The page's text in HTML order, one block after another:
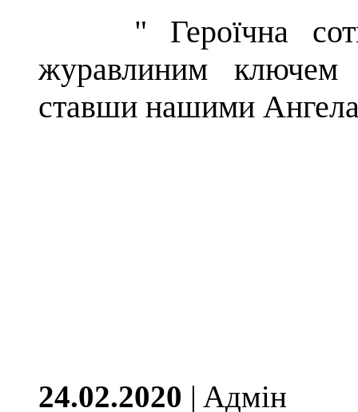
" Героїчна
журавлиним ключем
ставши нашими
24.02.2020 | Aдмін